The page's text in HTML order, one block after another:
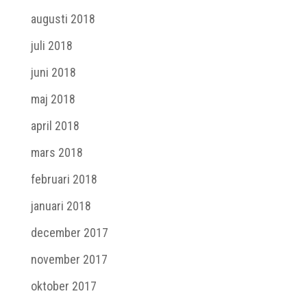
augusti 2018
juli 2018
juni 2018
maj 2018
april 2018
mars 2018
februari 2018
januari 2018
december 2017
november 2017
oktober 2017